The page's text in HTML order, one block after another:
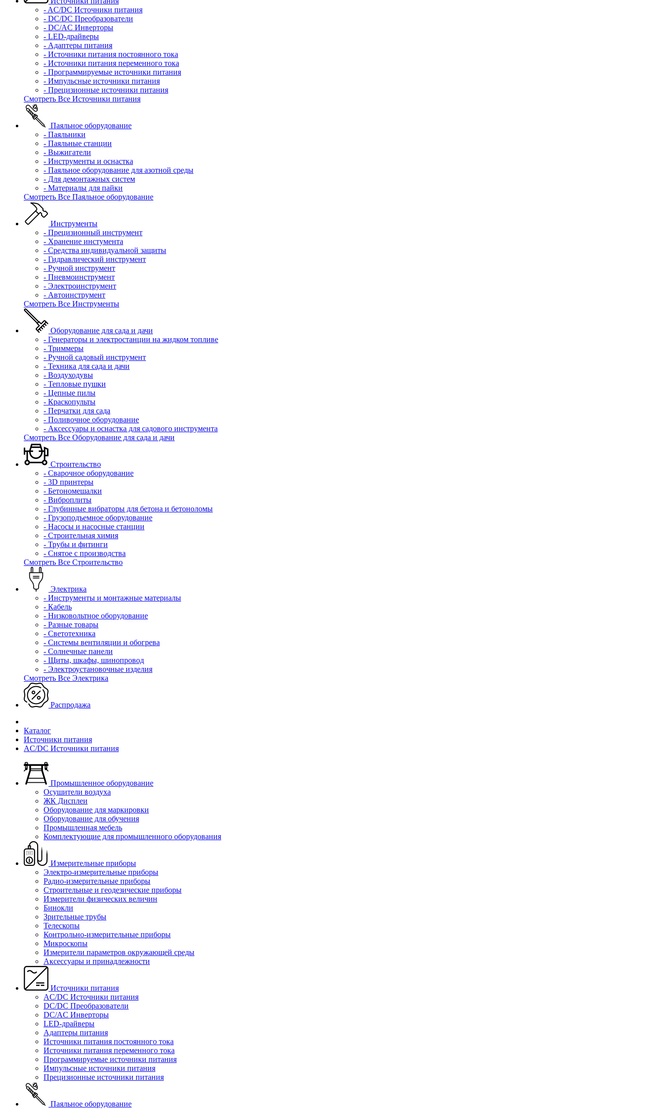
- AC/DC Источники питания
- DC/DC Преобразователи
- DC/AC Инверторы
- LED-драйверы
- Адаптеры питания
- Источники питания постоянного тока
- Источники питания переменного тока
- Программируемые источники питания
- Импульсные источники питания
- Прецизионные источники питания
Смотреть Все Источники питания
Паяльное оборудование
- Паяльники
- Паяльные станции
- Выжигатели
- Инструменты и оснастка
- Паяльное оборудование для азотной среды
- Для демонтажных систем
- Материалы для пайки
Смотреть Все Паяльное оборудование
Инструменты
- Прецизионный инструмент
- Хранение инстумента
- Средства индивидуальной защиты
- Гидравлический инструмент
- Ручной инструмент
- Пневмоинструмент
- Электроинструмент
- Автоинструмент
Смотреть Все Инструменты
Оборудование для сада и дачи
- Генераторы и электростанции на жидком топливе
- Триммеры
- Ручной садовый инструмент
- Техника для сада и дачи
- Воздуходувы
- Тепловые пушки
- Цепные пилы
- Краскопульты
- Перчатки для сада
- Поливочное оборудование
- Аксессуары и оснастка для садового инструмента
Смотреть Все Оборудование для сада и дачи
Строительство
- Сварочное оборудование
- 3D принтеры
- Бетономешалки
- Виброплиты
- Глубинные вибраторы для бетона и бетоноломы
- Грузоподъемное оборудование
- Насосы и насосные станции
- Строительная химия
- Трубы и фитинги
- Снятое с производства
Смотреть Все Строительство
Электрика
- Инструменты и монтажные материалы
- Кабель
- Низковольтное оборудование
- Разные товары
- Светотехника
- Системы вентиляции и обогрева
- Солнечные панели
- Щиты, шкафы, шинопровод
- Электроустановочные изделия
Смотреть Все Электрика
Распродажа
Каталог
Источники питания
AC/DC Источники питания
Промышленное оборудование
Осушители воздуха
ЖК Дисплеи
Оборудование для маркировки
Оборудование для обучения
Промышленная мебель
Комплектующие для промышленного оборудования
Измерительные приборы
Электро-измерительные приборы
Радио-измерительные приборы
Строительные и геодезические приборы
Измерители физических величин
Бинокли
Зрительные трубы
Телескопы
Контрольно-измерительные приборы
Микроскопы
Измерители параметров окружающей среды
Аксессуары и принадлежности
Источники питания
AC/DC Источники питания
DC/DC Преобразователи
DC/AC Инверторы
LED-драйверы
Адаптеры питания
Источники питания постоянного тока
Источники питания переменного тока
Программируемые источники питания
Импульсные источники питания
Прецизионные источники питания
Паяльное оборудование